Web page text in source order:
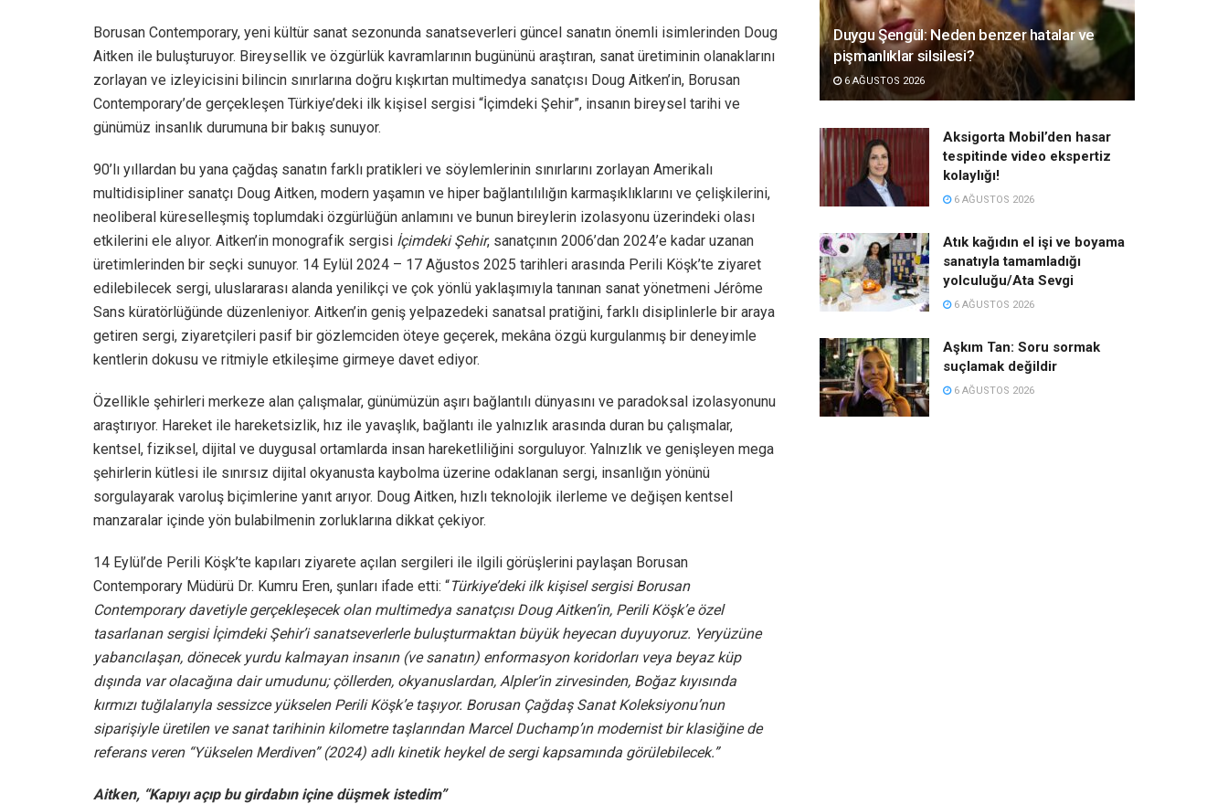
Borusan Contemporary, yeni kültür sanat sezonunda sanatseverleri güncel sanatın önemli isimlerinden Doug
Aitken ile buluşturuyor. Bireysellik ve özgürlük kavramlarının bugününü araştıran, sanat üretiminin olanaklarını
zorlayan ve izleyicisini bilincin sınırlarına doğru kışkırtan multimedya sanatçısı Doug Aitken’in, Borusan
Contemporary’de gerçekleşen Türkiye’deki ilk kişisel sergisi “İçimdeki Şehir”, insanın bireysel tarihi ve
günümüz insanlık durumuna bir bakış sunuyor.
90’lı yıllardan bu yana çağdaş sanatın farklı pratikleri ve söylemlerinin sınırlarını zorlayan Amerikalı
multidisipliner sanatçı Doug Aitken, modern yaşamın ve hiper bağlantılılığın karmaşıklıklarını ve çelişkilerini,
neoliberal küreselleşmiş toplumdaki özgürlüğün anlamını ve bunun bireylerin izolasyonu üzerindeki olası
etkilerini ele alıyor. Aitken’in monografik sergisi İçimdeki Şehir, sanatçının 2006’dan 2024’e kadar uzanan
üretimlerinden bir seçki sunuyor. 14 Eylül 2024 – 17 Ağustos 2025 tarihleri arasında Perili Köşk’te ziyaret
edilebilecek sergi, uluslararası alanda yenilikçi ve çok yönlü yaklaşımıyla tanınan sanat yönetmeni Jérôme
Sans küratörlüğünde düzenleniyor. Aitken’in geniş yelpazedeki sanatsal pratiğini, farklı disiplinlerle bir araya
getiren sergi, ziyaretçileri pasif bir gözlemciden öteye geçerek, mekâna özgü kurgulanmış bir deneyimle
kentlerin dokusu ve ritmiyle etkileşime girmeye davet ediyor.
Özellikle şehirleri merkeze alan çalışmalar, günümüzün aşırı bağlantılı dünyasını ve paradoksal izolasyonunu
araştırıyor. Hareket ile hareketsizlik, hız ile yavaşlık, bağlantı ile yalnızlık arasında duran bu çalışmalar,
kentsel, fiziksel, dijital ve duygusal ortamlarda insan hareketliliğini sorguluyor. Yalnızlık ve genişleyen mega
şehirlerin kütlesi ile sınırsız dijital okyanusta kaybolma üzerine odaklanan sergi, insanlığın yönünü
sorgulayarak varoluş biçimlerine yanıt arıyor. Doug Aitken, hızlı teknolojik ilerleme ve değişen kentsel
manzaralar içinde yön bulabilmenin zorluklarına dikkat çekiyor.
14 Eylül’de Perili Köşk’te kapıları ziyarete açılan sergileri ile ilgili görüşlerini paylaşan Borusan
Contemporary Müdürü Dr. Kumru Eren, şunları ifade etti: “Türkiye’deki ilk kişisel sergisi Borusan
Contemporary davetiyle gerçekleşecek olan multimedya sanatçısı Doug Aitken’in, Perili Köşk’e özel
tasarlanan sergisi İçimdeki Şehir’i sanatseverlerle buluşturmaktan büyük heyecan duyuyoruz. Yeryüzüne
yabancılaşan, dönecek yurdu kalmayan insanın (ve sanatın) enformasyon koridorları veya beyaz küp
dışında var olacağına dair umudunu; çöllerden, okyanuslardan, Alpler’in zirvesinden, Boğaz kıyısında
kırmızı tuğlalarıyla sessizce yükselen Perili Köşk’e taşıyor. Borusan Çağdaş Sanat Koleksiyonu’nun
siparişiyle üretilen ve sanat tarihinin kilometre taşlarından Marcel Duchamp’ın modernist bir klasiğine de
referans veren “Yükselen Merdiven” (2024) adlı kinetik heykel de sergi kapsamında görülebilecek.”
Aitken, “Kapıyı açıp bu girdabın içine düşmek istedim”
Duygu Şengül: Neden benzer hatalar ve
pişmanlıklar silsilesi?
6 AĞUSTOS 2026
Aksigorta Mobil’den hasar
tespitinde video ekspertiz
kolaylığı!
6 AĞUSTOS 2026
Atık kağıdın el işi ve boyama
sanatıyla tamamladığı
yolculuğu/Ata Sevgi
6 AĞUSTOS 2026
Aşkım Tan: Soru sormak
suçlamak değildir
6 AĞUSTOS 2026